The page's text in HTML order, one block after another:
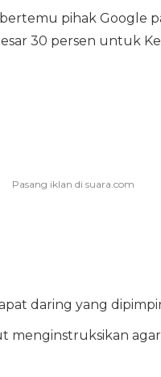
pihak Google
30 persen untuk
daring yang
menginstruksikan